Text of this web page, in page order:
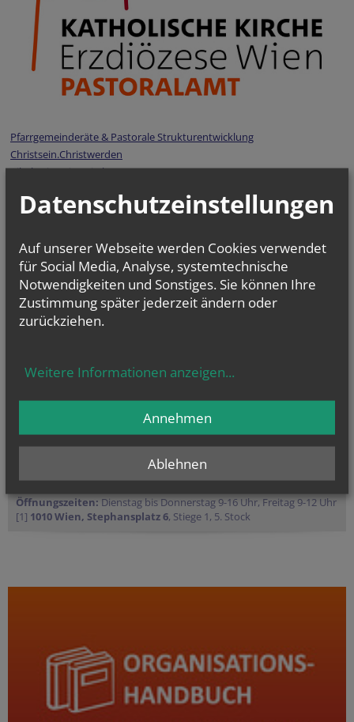
Pfarrgemeinderäte & Pastorale Strukturentwicklung
Christsein.Christwerden
Bibel-Liturgie - Kirchenraum
PfarrCaritas und Nächstenhilfe
Öffnungszeiten: Dienstag bis Donnerstag 9-16 Uhr, Freitag 9-12 Uhr
[1] 1010 Wien, Stephansplatz 6, Stiege 1, 5. Stock
Datenschutzeinstellungen
Auf unserer Webseite werden Cookies verwendet
für Social Media, Analyse, systemtechnische
Notwendigkeiten und Sonstiges. Sie können Ihre
Zustimmung später jederzeit ändern oder
zurückziehen.
Weitere Informationen anzeigen...
Ablehnen
Annehmen